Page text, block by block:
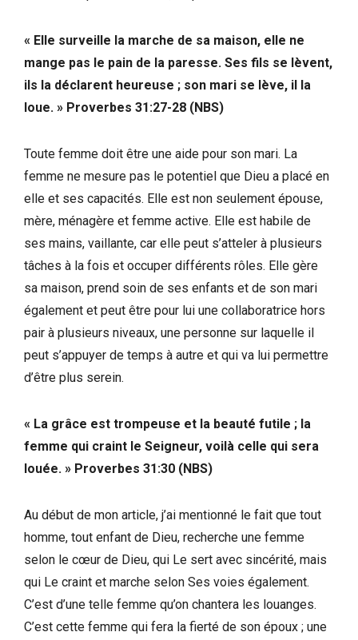
« Elle surveille la marche de sa maison, elle ne
mange pas le pain de la paresse. Ses fils se lèvent,
ils la déclarent heureuse ; son mari se lève, il la
loue. » Proverbes 31:27-28 (NBS)
Toute femme doit être une aide pour son mari. La
femme ne mesure pas le potentiel que Dieu a placé en
elle et ses capacités. Elle est non seulement épouse,
mère, ménagère et femme active. Elle est habile de
ses mains, vaillante, car elle peut s’atteler à plusieurs
tâches à la fois et occuper différents rôles. Elle gère
sa maison, prend soin de ses enfants et de son mari
également et peut être pour lui une collaboratrice hors
pair à plusieurs niveaux, une personne sur laquelle il
peut s’appuyer de temps à autre et qui va lui permettre
d’être plus serein.
« La grâce est trompeuse et la beauté futile ; la
femme qui craint le Seigneur, voilà celle qui sera
louée. » Proverbes 31:30 (NBS)
Au début de mon article, j’ai mentionné le fait que tout
homme, tout enfant de Dieu, recherche une femme
selon le cœur de Dieu, qui Le sert avec sincérité, mais
qui Le craint et marche selon Ses voies également.
C’est d’une telle femme qu’on chantera les louanges.
C’est cette femme qui fera la fierté de son époux ; une